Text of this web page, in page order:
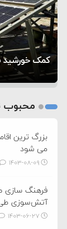
ترامپ
۵:۴۵
سپاه:
۱۲:۵۹
۸:۵۷
کمک خورشید
تحسین
از عشق عمیق
۵ شهر افسانه‌ای هخامنشی که هنوز هم زنده هستند
2
محبوب
بزرگ ترین
می شود
۱۴۰۳-۰۸-۰۹
آتش‌سوزی طی
۱۴۰۳-۰۶-۲۷